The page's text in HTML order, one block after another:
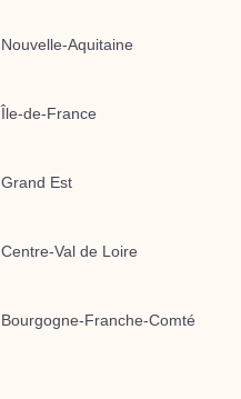
Nouvelle-Aquitaine
Île-de-France
Grand Est
Centre-Val de Loire
Bourgogne-Franche-Comté